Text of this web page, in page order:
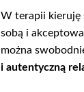
W terapii kieruję
sobą i
można
i autentyczną